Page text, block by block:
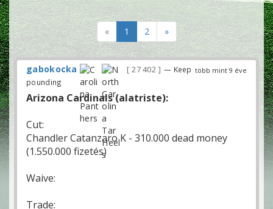
« 1 2 »
több mint 9 éve
gabokocka 27 402
— Keep
pounding
Arizona Cardinals (alatriste):
Cut:
Chandler Catanzaro K - 310.000 dead money
(1.550.000 fizetés)
Waive:
Trade: